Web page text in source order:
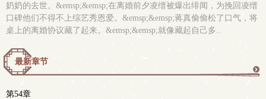
奶奶的去世。&emsp;&emsp;在离婚前夕凌缙被爆出绯闻，为挽回凌缙
口碑他们不得不上综艺秀恩爱。&emsp;&emsp;蒋真偷偷松了口气，将
桌上的离婚协议藏了起来。&emsp;&emsp;就像藏起自己多..
最新章节
第54章